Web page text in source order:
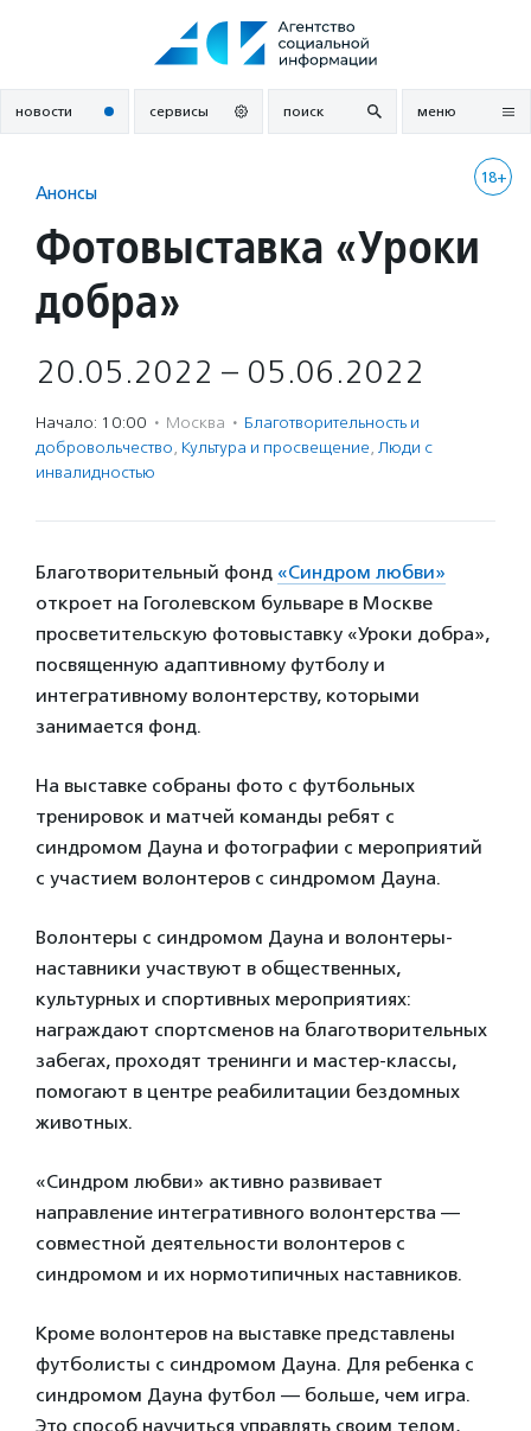
новости сервисы поиск меню
18+
Анонсы
Фотовыставка «Уроки
добра»
20.05.2022 – 05.06.2022
Начало: 10:00 · Москва · Благотвори­тель­ность и
доброволь­чест­во, Культура и просвещение, Люди с
инвалидностью
Благотворительный фонд «Синдром любви»
откроет на Гоголевском бульваре в Москве
просветительскую фотовыставку «Уроки добра»,
посвященную адаптивному футболу и
интегративному волонтерству, которыми
занимается фонд.
На выставке собраны фото с футбольных
тренировок и матчей команды ребят с
синдромом Дауна и фотографии с мероприятий
с участием волонтеров с синдромом Дауна.
Волонтеры с синдромом Дауна и волонтеры-
наставники участвуют в общественных,
культурных и спортивных мероприятиях:
награждают спортсменов на благотворительных
забегах, проходят тренинги и мастер-классы,
помогают в центре реабилитации бездомных
животных.
«Синдром любви» активно развивает
направление интегративного волонтерства —
совместной деятельности волонтеров с
синдромом и их нормотипичных наставников.
Кроме волонтеров на выставке представлены
футболисты с синдромом Дауна. Для ребенка с
синдромом Дауна футбол — больше, чем игра.
Это способ научиться управлять своим телом,